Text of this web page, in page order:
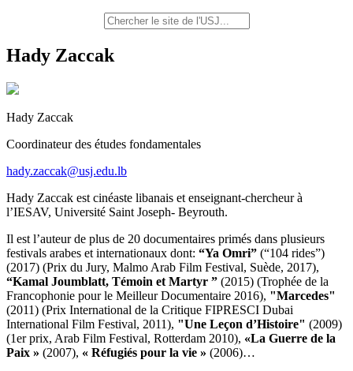
Hady Zaccak
Hady Zaccak
Coordinateur des études fondamentales
hady.zaccak@usj.edu.lb
Hady Zaccak est cinéaste libanais et enseignant-chercheur à
l’IESAV, Université Saint Joseph- Beyrouth.
Il est l’auteur de plus de 20 documentaires primés dans plusieurs
festivals arabes et internationaux dont: “Ya Omri” (“104 rides”)
(2017) (Prix du Jury, Malmo Arab Film Festival, Suède, 2017),
“Kamal Joumblatt, Témoin et Martyr ” (2015) (Trophée de la
Francophonie pour le Meilleur Documentaire 2016), "Marcedes"
(2011) (Prix International de la Critique FIPRESCI Dubai
International Film Festival, 2011), "Une Leçon d’Histoire" (2009)
(1er prix, Arab Film Festival, Rotterdam 2010), «La Guerre de la
Paix » (2007), « Réfugiés pour la vie » (2006)…